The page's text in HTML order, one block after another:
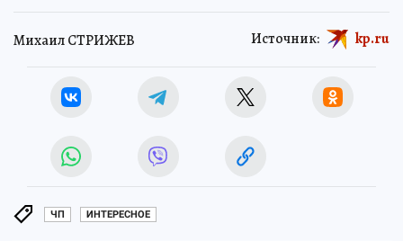
Михаил СТРИЖЕВ Источник: kp.ru
ЧП ИНТЕРЕСНОЕ